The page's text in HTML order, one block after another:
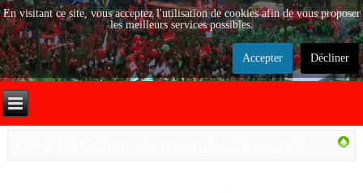
En visitant ce site, vous acceptez l'utilisation de cookies afin de vous proposer
les meilleurs services possibles.
Accepter Décliner